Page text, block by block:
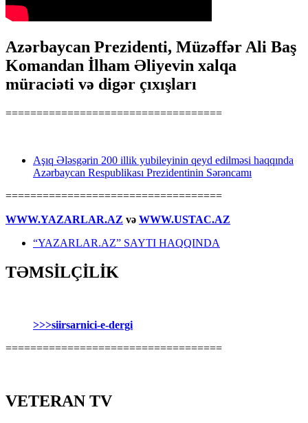
Azərbaycan Prezidenti, Müzəffər Ali Baş
Komandan İlham Əliyevin xalqa
müraciəti və digər çıxışları
===================================
Aşıq Ələsgərin 200 illik yubileyinin qeyd edilməsi haqqında
Azərbaycan Respublikası Prezidentinin Sərəncamı
===================================
WWW.YAZARLAR.AZ və WWW.USTAC.AZ
“YAZARLAR.AZ” SAYTI HAQQINDA
TƏMSİLÇİLİK
>>>siirsarnici-e-dergi
===================================
VETERAN TV